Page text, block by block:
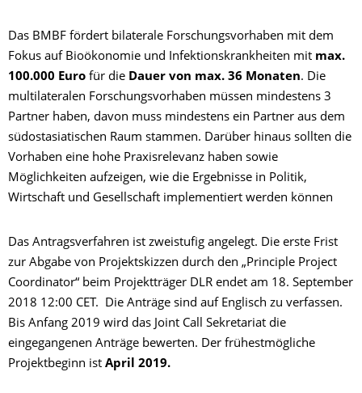
Das BMBF fördert bilaterale Forschungsvorhaben mit dem
Fokus auf Bioökonomie und Infektionskrankheiten mit max.
100.000 Euro für die Dauer von max. 36 Monaten. Die
multilateralen Forschungsvorhaben müssen mindestens 3
Partner haben, davon muss mindestens ein Partner aus dem
südostasiatischen Raum stammen. Darüber hinaus sollten die
Vorhaben eine hohe Praxisrelevanz haben sowie
Möglichkeiten aufzeigen, wie die Ergebnisse in Politik,
Wirtschaft und Gesellschaft implementiert werden können
Das Antragsverfahren ist zweistufig angelegt. Die erste Frist
zur Abgabe von Projektskizzen durch den „Principle Project
Coordinator“ beim Projektträger DLR endet am 18. September
2018 12:00 CET. Die Anträge sind auf Englisch zu verfassen.
Bis Anfang 2019 wird das Joint Call Sekretariat die
eingegangenen Anträge bewerten. Der frühestmögliche
Projektbeginn ist April 2019.